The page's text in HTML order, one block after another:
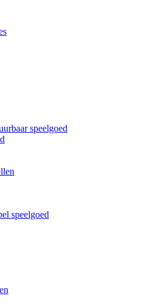
speelgoed
speelgoed